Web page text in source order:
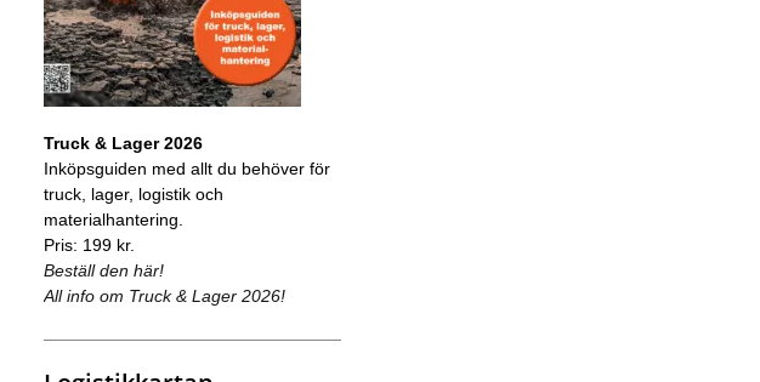
Truck & Lager 2026
Inköpsguiden med allt du behöver för
truck, lager, logistik och
materialhantering.
Pris: 199 kr.
Beställ den här!
All info om Truck & Lager 2026!